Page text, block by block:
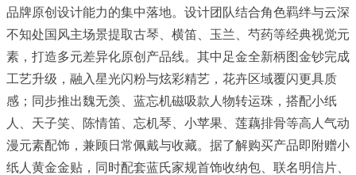
品牌原创设计能力的集中落地。设计团队结合角色羁绊与云深
不知处国风主场景提取古琴、横笛、玉兰、芍药等经典视觉元
素，打造多元差异化原创产品线。其中足金全新柄图金钞完成
工艺升级，融入星光闪粉与炫彩精艺，花卉区域覆闪更具质
感；同步推出魏无羡、蓝忘机磁吸款人物转运珠，搭配小纸
人、天子笑、陈情笛、忘机琴、小苹果、莲藕排骨等高人气动
漫元素配饰，兼顾日常佩戴与收藏。据了解购买产品即附赠小
纸人黄金金贴，同时配套蓝氏家规首饰收纳包、联名明信片、